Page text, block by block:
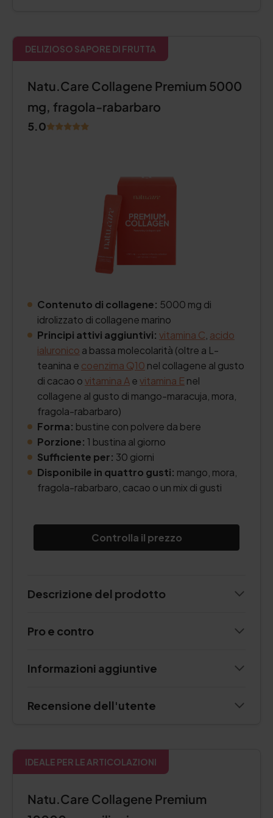
DELIZIOSO SAPORE DI FRUTTA
Natu.Care Collagene Premium 5000
mg, fragola-rabarbaro
5.0
Contenuto di collagene: 5000 mg di
idrolizzato di collagene marino
Principi attivi aggiuntivi: vitamina C acido
ialuronico a bassa molecolarità (oltre a L-
teanina e coenzima Q10 nel collagene al gusto
di cacao ovitamina Aevitamina E nel
collagene al gusto di mango-maracuja, mora,
fragola-rabarbaro)
Forma: bustine con polvere da bere
Porzione: 1 bustina al giorno
Sufficiente per: 30 giorni
Disponibile in quattro gusti: mango, mora,
fragola-rabarbaro, cacao o un mix di gusti
Controlla il prezzo
Descrizione del prodotto
Pro e contro
Informazioni aggiuntive
Recensione dell'utente
IDEALE PER LE ARTICOLAZIONI
Natu.Care Collagene Premium